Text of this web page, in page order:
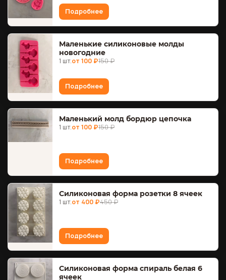
Подробнее
Маленькие силиконовые молды
новогодние
1 шт.от 100 ₽150 ₽
Подробнее
Маленький молд бордюр цепочка
1 шт.от 100 ₽150 ₽
Подробнее
Силиконовая форма розетки 8 ячеек
1 шт.от 400 ₽450 ₽
Подробнее
Силиконовая форма спираль белая 6
ячеек